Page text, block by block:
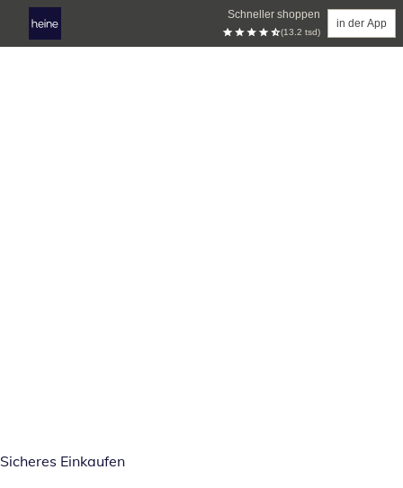
Schneller shoppen
(13.2 tsd)
in der App
Sicheres Einkaufen